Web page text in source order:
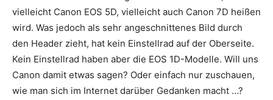
vielleicht Canon EOS 5D, vielleicht auch Canon 7D heißen
wird. Was jedoch als sehr angeschnittenes Bild durch
den Header zieht, hat kein Einstellrad auf der Oberseite.
Kein Einstellrad haben aber die EOS 1D-Modelle. Will uns
Canon damit etwas sagen? Oder einfach nur zuschauen,
wie man sich im Internet darüber Gedanken macht …?